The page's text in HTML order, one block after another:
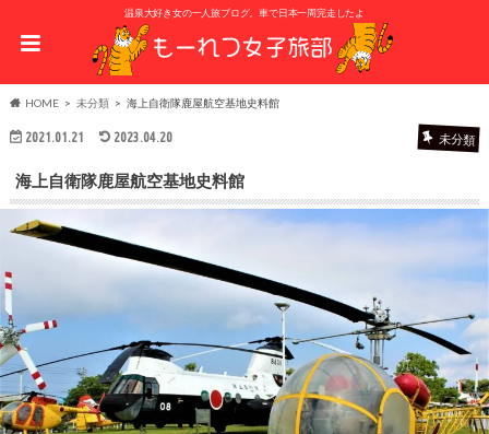
温泉大好き女の一人旅ブログ。車で日本一周完走したよ
HOME 未分類 海上自衛隊鹿屋航空基地史料館
2021.01.21 2023.04.20 未分類
海上自衛隊鹿屋航空基地史料館